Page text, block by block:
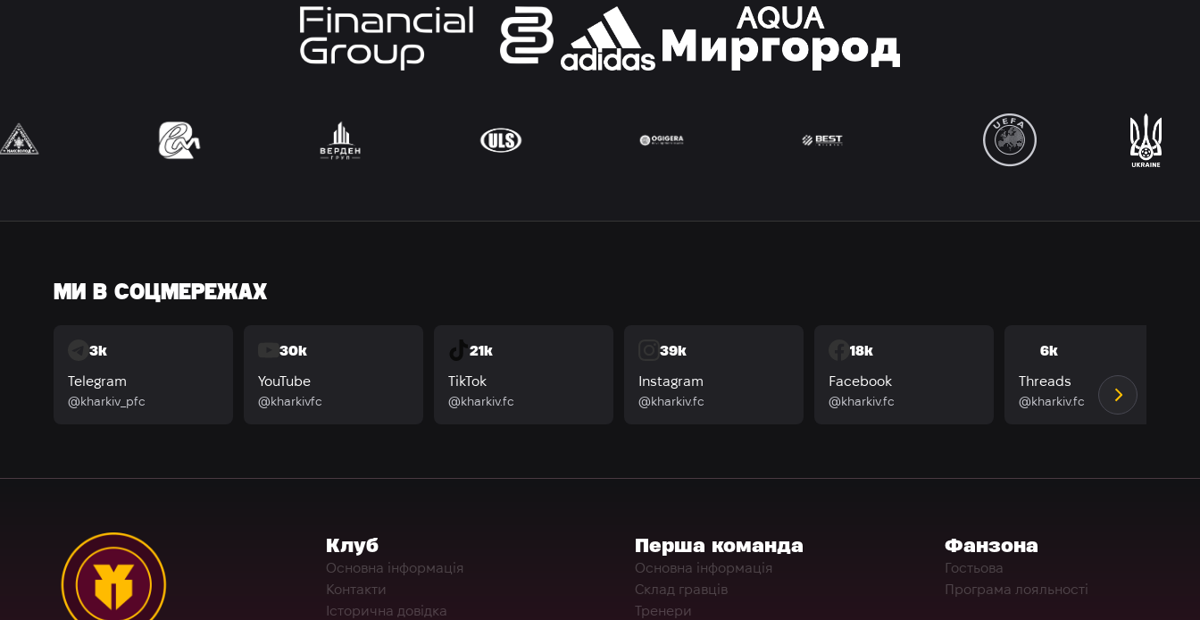
МИ В СОЦМЕРЕЖАХ
3k
Telegram
@kharkiv_pfc
30k
YouTube
@kharkivfc
21k
TikTok
@kharkiv.fc
39k
Instagram
@kharkiv.fc
18k
Facebook
@kharkiv.fc
6k
Threads
@kharkiv.fc
Клуб
Основна інформація
Контакти
Історична довідка
Перша команда
Основна інформація
Склад гравців
Тренери
Фанзона
Гостьова
Програма лояльності